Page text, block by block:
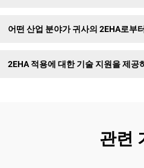
어떤 산업 분야가 귀사의 2EHA로부
2EHA 적용에 대한 기술 지원을 제공
관련